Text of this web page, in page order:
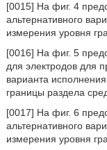
[0015] На фиг. 4
альтернативного
измерения уровня
[0016] На фиг. 5
для электродов для
варианта
границы раздела
[0017] На фиг. 6
альтернативного
измерения уровня